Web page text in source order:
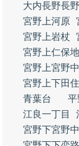
大内長野長
宮野上河原
宮野上岩杖
宮野上仁保地
宮野上宮野
宮野上下田
青葉台
平
江良一丁目
宮野下宮野